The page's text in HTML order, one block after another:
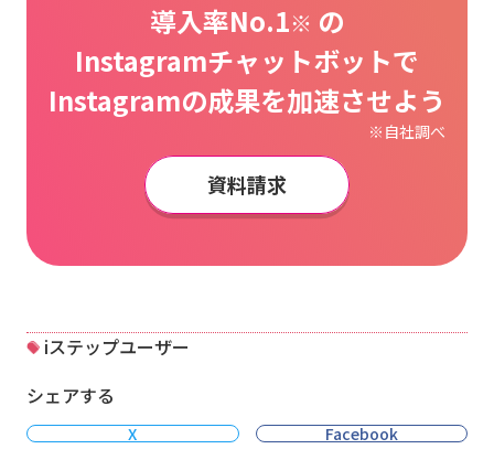
導入率No.1※ の
Instagramチャットボットで
Instagramの成果を加速させよう
※自社調べ
資料請求
iステップユーザー
シェアする
X
Facebook